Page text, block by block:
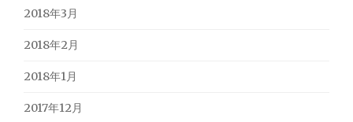
2018年3月
2018年2月
2018年1月
2017年12月